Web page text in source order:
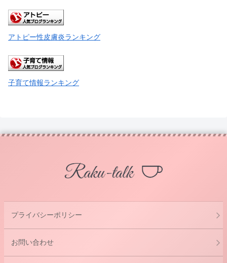
アトピー性皮膚炎ランキング
子育て情報ランキング
プライバシーポリシー
お問い合わせ